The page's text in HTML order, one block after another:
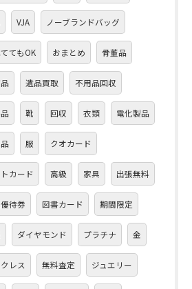
VJA ノーブランドバッグ
てもOK おまとめ 骨董品
遺品買取 不用品回収
靴 回収 衣類 電化製品
服 クオカード
カード 高級 家具 出張無料
待券 図書カード 期間限定
ダイヤモンド プラチナ 金
レス 無料査定 ジュエリー